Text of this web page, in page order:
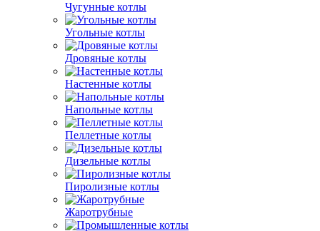
Чугунные котлы
Угольные котлы
Дровяные котлы
Настенные котлы
Напольные котлы
Пеллетные котлы
Дизельные котлы
Пиролизные котлы
Жаротрубные